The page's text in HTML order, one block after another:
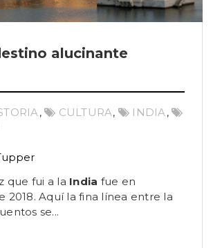
alucinante
, CULTURA, INDIA,
que fui a la India fue en
2018. Aquí la fina línea entre la
se...